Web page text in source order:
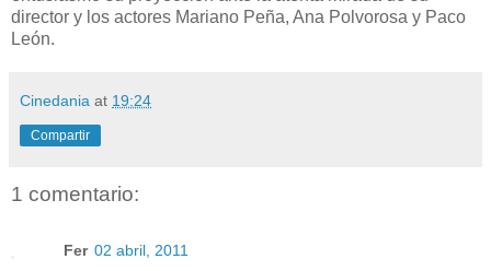
director y los actores Mariano Peña, Ana Polvorosa y Paco
León.
Cinedania at 19:24
Compartir
1 comentario:
Fer 02 abril, 2011